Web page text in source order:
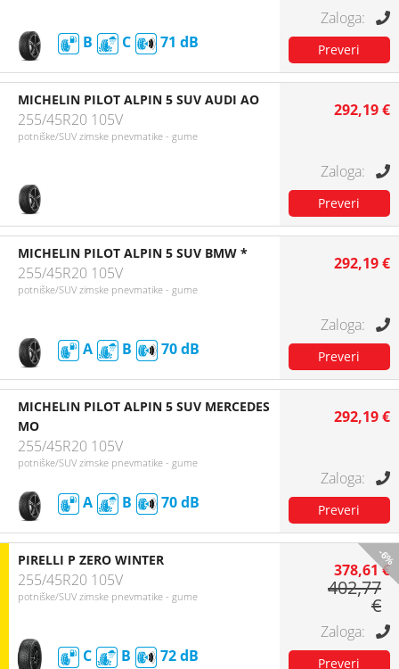
B C 71
MICHELIN PILOT ALPIN 5 SUV AUDI AO
255/45R20 105V
potniške/SUV zimske pnevmatike - gume
292,19 €
MICHELIN PILOT ALPIN 5 SUV BMW *
255/45R20 105V
potniške/SUV zimske pnevmatike - gume
A B 70
292,19 €
MICHELIN PILOT ALPIN 5 SUV MERCEDES
MO
255/45R20 105V
potniške/SUV zimske pnevmatike - gume
A B 70
292,19 €
-6%
PIRELLI P ZERO WINTER
255/45R20 105V
potniške/SUV zimske pnevmatike - gume
C B 72
378,61 €
402,77
€